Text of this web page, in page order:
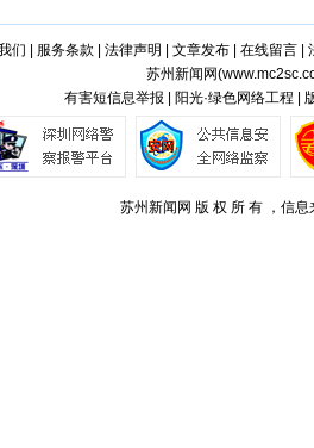
们 服务条款 法律声明 文章发布| 在线留言|
苏州新闻网(
有害短信息举报 | 阳光·绿色网络工程 |
苏州新闻网 版 权 所 有 ，信